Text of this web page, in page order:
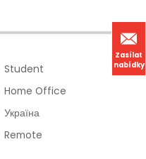
Zasílat
nabídky
Student
Home Office
Україна
Remote